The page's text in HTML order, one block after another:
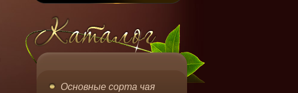
Основные сорта чая